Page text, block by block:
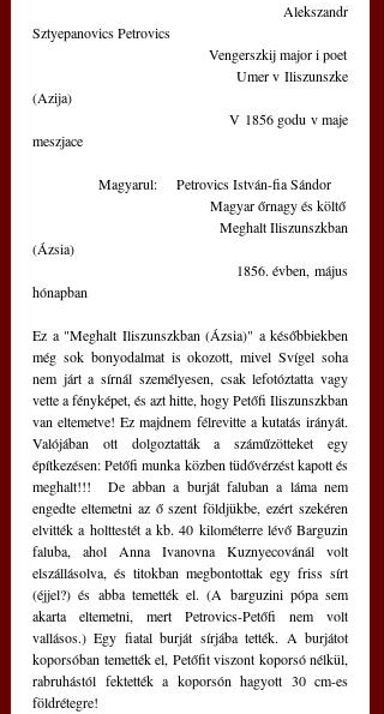
Alekszandr
Sztyepanovics Petrovics
Vengerszkij major i poet
Umer v Iliszunszke
(Azija)
V 1856 godu v maje
meszjace
Magyarul:    Petrovics István-fia Sándor
Magyar őrnagy és költő
Meghalt Iliszunszkban
(Ázsia)
1856. évben, május
hónapban
Ez a "Meghalt Iliszunszkban (Ázsia)" a későbbiekben
még sok bonyodalmat is okozott, mivel Svígel soha
nem járt a sírnál személyesen, csak lefotóztatta vagy
vette a fényképet, és azt hitte, hogy Petőfi Iliszunszkban
van eltemetve! Ez majdnem félrevitte a kutatás irányát.
Valójában ott dolgoztatták a száműzötteket egy
építkezésen: Petőfi munka közben tüdővérzést kapott és
meghalt!!!  De abban a burját faluban a láma nem
engedte eltemetni az ő szent földjükbe, ezért szekéren
elvitték a holttestét a kb. 40 kilométerre lévő Barguzin
faluba, ahol Anna Ivanovna Kuznyecovánál volt
elszállásolva, és titokban megbontottak egy friss sírt
(éjjel?) és abba temették el. (A barguzini pópa sem
akarta eltemetni, mert Petrovics-Petőfi nem volt
vallásos.) Egy fiatal burját sírjába tették. A burjátot
koporsóban temették el, Petőfit viszont koporsó nélkül,
rabruhástól fektették a koporsón hagyott 30 cm-es
földrétegre!